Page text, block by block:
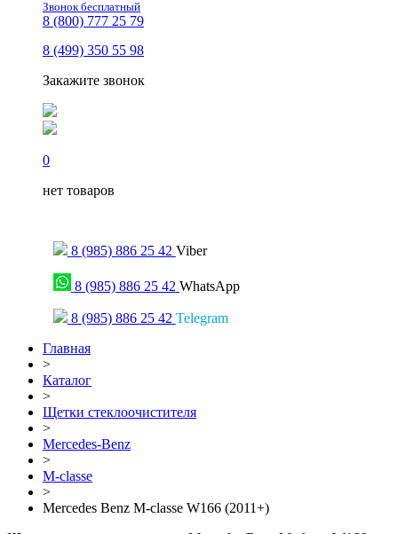
Звонок бесплатный
8 (800) 777 25 79
8 (499) 350 55 98
Закажите звонок
0
нет товаров
8 (985) 886 25 42 Viber
8 (985) 886 25 42 WhatsApp
8 (985) 886 25 42 Telegram
Главная
>
Каталог
>
Щетки стеклоочистителя
>
Mercedes-Benz
>
M-classe
>
Mercedes Benz M-classe W166 (2011+)